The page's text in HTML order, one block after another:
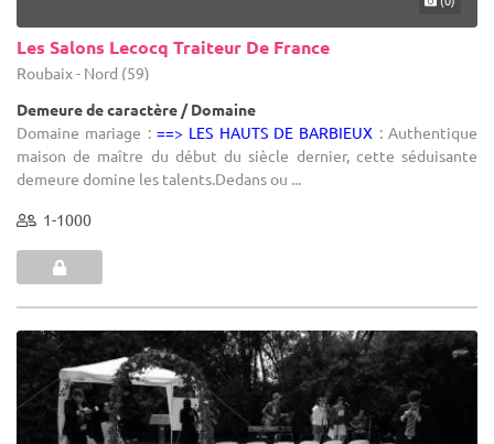
Les Salons Lecocq Traiteur De France
Roubaix - Nord (59)
Demeure de caractère / Domaine
Domaine mariage : ==> LES HAUTS DE BARBIEUX : Authentique
maison de maître du début du siècle dernier, cette séduisante
demeure domine les talents.Dedans ou ...
1-1000